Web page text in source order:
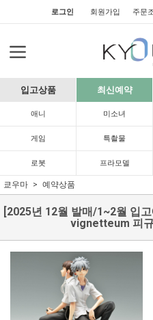
로그인 회원가입 주문
입고상품 최신예약
애니 미소녀
게임 특촬물
로봇 프라모델
쿄우마 예약상품
[2025년 12월 발매/1~2월 입
vignetteum 피